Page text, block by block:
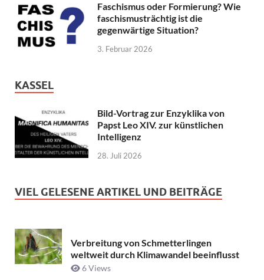
Faschismus oder Formierung? Wie
faschismusträchtig ist die
gegenwärtige Situation?
3. Februar 2026
KASSEL
Bild-Vortrag zur Enzyklika von
Papst Leo XIV. zur künstlichen
Intelligenz
28. Juli 2026
VIEL GELESENE ARTIKEL UND BEITRÄGE
Verbreitung von Schmetterlingen
weltweit durch Klimawandel beeinflusst
6 Views